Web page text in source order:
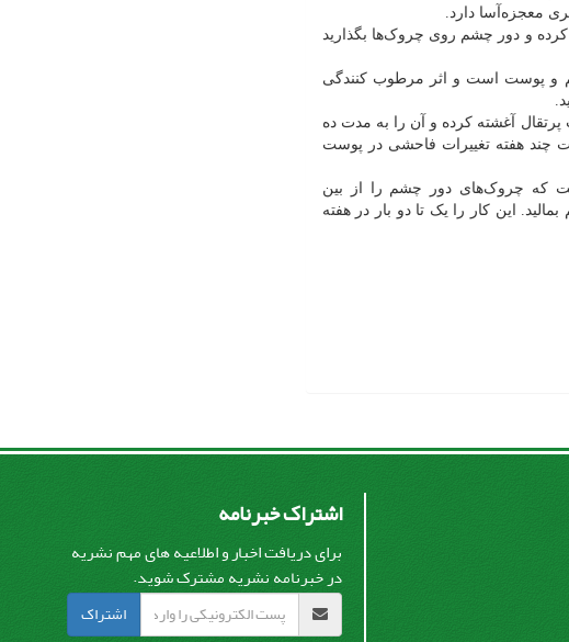
معجزه‌آسا دارد.
کرده و دور چشم روی چروک‌ها بگذارید
و پوست است و اثر مرطوب کنندگی
پرتقال آغشته کرده و آن را به مدت ده
چند هفته تغییرات فاحشی در پوست
که چروک‌های دور چشم را از بین
این کار را یک تا دو بار در هفته
اشتراک خبرنامه
برای دریافت اخبار و اطلاعیه های مهم نشریه
در خبرنامه نشریه مشترک شوید.
اشتراک